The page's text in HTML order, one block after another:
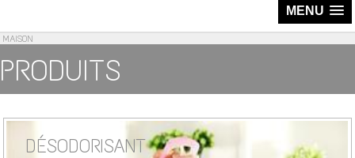
MENU
MAISON
PRODUITS
DÉSODORISANT